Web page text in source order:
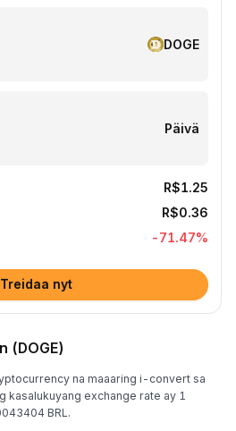
DOGE
Päivä
R$1.25
R$0.36
-71.47%
Treidaa nyt
(DOGE)
na maaaring i-convert sa
kasalukuyang exchange rate ay 1
BRL.